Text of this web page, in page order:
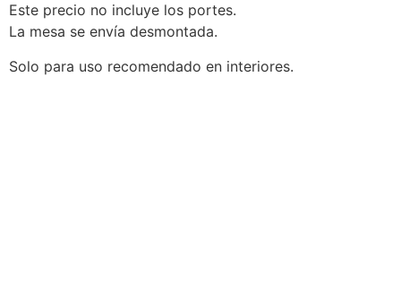
Este precio no incluye los portes.
La mesa se envía desmontada.
Solo para uso recomendado en interiores.